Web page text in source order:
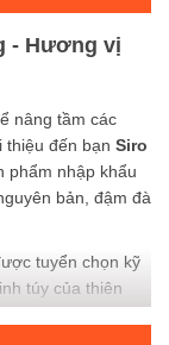
- Hương vị
nâng tầm các
thiệu đến bạn Siro
phẩm nhập khẩu
bản, đậm đà
tuyển chọn kỹ
túy của thiên
Sản phẩm